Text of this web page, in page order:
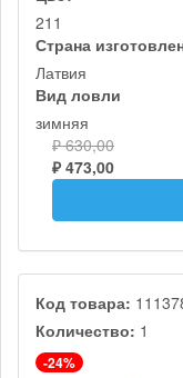
211
Страна
Латвия
Вид ловли
зимняя
₽ 630,00
₽ 473,00
Код товара:
Количество: 1
-24%